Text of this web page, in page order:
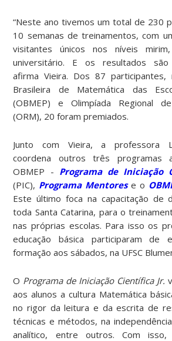
“Neste ano tivemos um total de 230
10 semanas de treinamentos, com
visitantes únicos nos níveis
universitário. E os resultados são
afirma Vieira. Dos 87 participantes,
Brasileira de Matemática das
(OBMEP) e Olimpíada Regional
(ORM), 20 foram premiados.
Junto com Vieira, a professora
coordena outros três programas
OBMEP - Programa de Iniciação
(PIC), Programa Mentorese o
Este último foca na capacitação de
toda Santa Catarina, para o
nas próprias escolas. Para isso os
educação básica participaram de
formação aos sábados, na UFSC
O Programa de Iniciação Científica Jr.
aos alunos a cultura Matemática
no rigor da leitura e da escrita de
técnicas e métodos, na
analítico, entre outros. Com isso,